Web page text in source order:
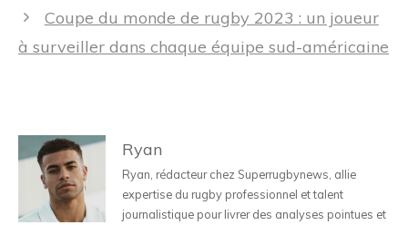
Coupe du monde de rugby 2023 : un joueur
à surveiller dans chaque équipe sud-américaine
Ryan
Ryan, rédacteur chez Superrugbynews, allie
expertise du rugby professionnel et talent
journalistique pour livrer des analyses pointues et